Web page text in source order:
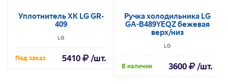
Уплотнитель ХК LG GR-
409
LG
Под заказ 5410 /шт.
Ручка холодильника LG
GA-B489YEQZ бежевая
верх/низ
LG
В наличии 3600 /шт.